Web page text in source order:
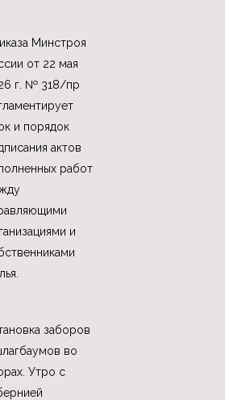
Минстроя
от 22 мая
г. № 318/пр
и порядок
актов
работ
и
заборов
во
Утро с